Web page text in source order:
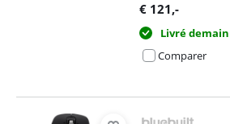
€ 121,-
Livré demain
Comparer